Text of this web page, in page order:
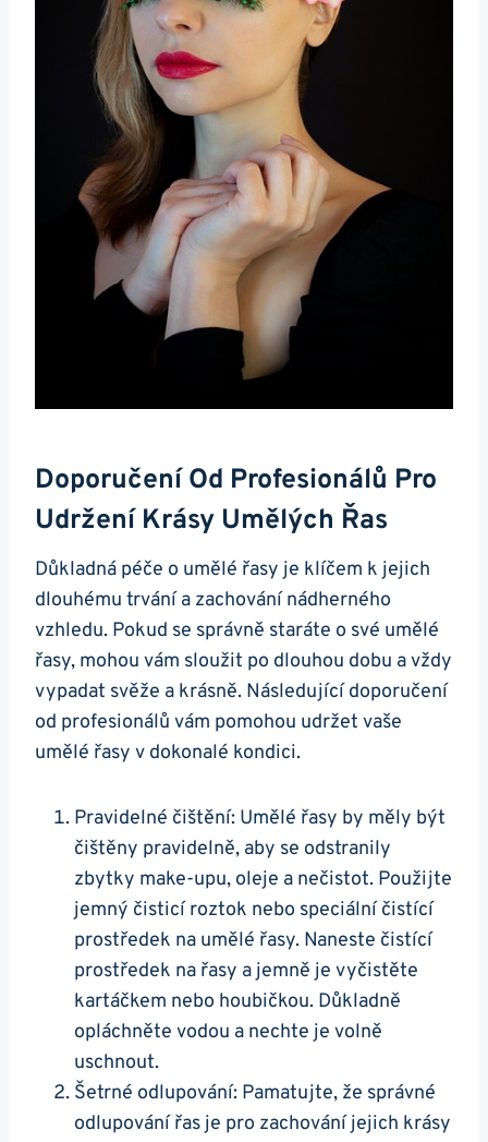
Doporučení Od Profesionálů Pro
Udržení Krásy Umělých Řas
Důkladná péče o umělé řasy je klíčem k jejich
dlouhému trvání a zachování nádherného
vzhledu. Pokud se správně staráte o své umělé
řasy, mohou vám sloužit po dlouhou dobu a vždy
vypadat svěže a krásně. Následující doporučení
od profesionálů vám pomohou udržet vaše
umělé řasy v dokonalé kondici.
Pravidelné čištění: Umělé řasy by měly být
čištěny pravidelně, aby se odstranily
zbytky make-upu, oleje a nečistot. Použijte
jemný čisticí roztok nebo speciální čistící
prostředek na umělé řasy. Naneste čistící
prostředek na řasy a jemně je vyčistěte
kartáčkem nebo houbičkou. Důkladně
opláchněte vodou a nechte je volně
uschnout.
Šetrné odlupování: Pamatujte, že správné
odlupování řas je pro zachování jejich krásy